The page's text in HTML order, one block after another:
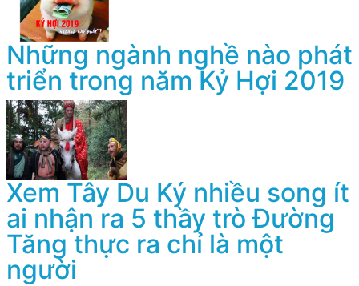
Những ngành nghề nào phát
triển trong năm Kỷ Hợi 2019
Xem Tây Du Ký nhiều song ít
ai nhận ra 5 thầy trò Đường
Tăng thực ra chỉ là một
người